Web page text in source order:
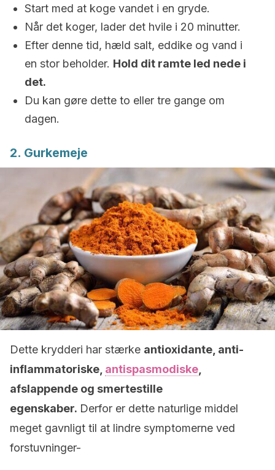
Start med at koge vandet i en gryde.
Når det koger, lader det hvile i 20 minutter.
Efter denne tid, hæld salt, eddike og vand i
en stor beholder. Hold dit ramte led nede i
det.
Du kan gøre dette to eller tre gange om
dagen.
2. Gurkemeje
Dette krydderi har stærke antioxidante, anti-
inflammatoriske, antispasmodiske
afslappende og smertestille
egenskaber. Derfor er dette naturlige middel
meget gavnligt til at lindre symptomerne ved
forstuvninger-